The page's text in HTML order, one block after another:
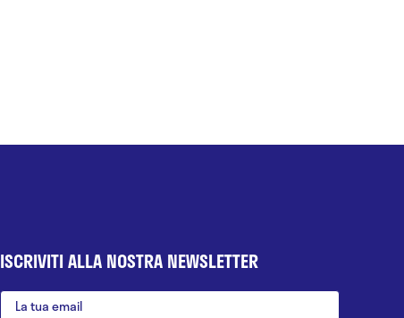
ISCRIVITI ALLA NOSTRA NEWSLETTER